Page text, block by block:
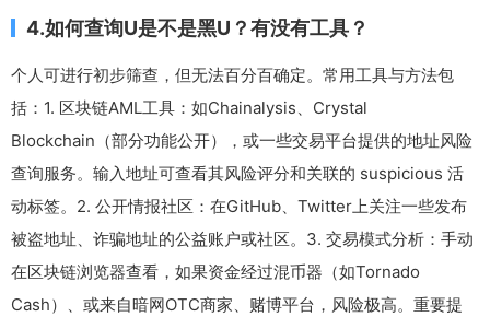
4.如何查询U是不是黑U？有没有工具？
个人可进行初步筛查，但无法百分百确定。常用工具与方法包
括：1. 区块链AML工具：如Chainalysis、Crystal
Blockchain（部分功能公开），或一些交易平台提供的地址风险
查询服务。输入地址可查看其风险评分和关联的 suspicious 活
动标签。2. 公开情报社区：在GitHub、Twitter上关注一些发布
被盗地址、诈骗地址的公益账户或社区。3. 交易模式分析：手动
在区块链浏览器查看，如果资金经过混币器（如Tornado
Cash）、或来自暗网OTC商家、赌博平台，风险极高。重要提